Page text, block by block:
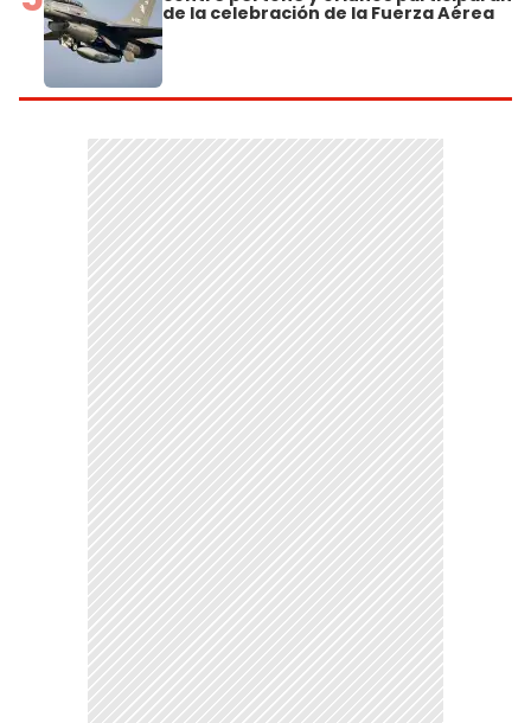
de la celebración de la Fuerza Aérea